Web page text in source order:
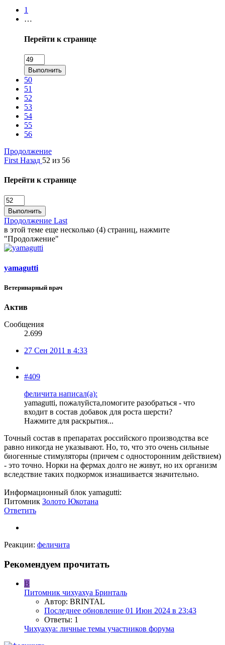
1
…
Перейти к странице
Выполнить
50
51
52
53
54
55
56
Продолжение
First Назад 52 из 56
Перейти к странице
Выполнить
Продолжение Last
в этой теме еще несколько (4) страниц, нажмите
"Продолжение"
yamagutti
Ветеринарный врач
Актив
Сообщения
2.699
27 Сен 2011 в 4:33
#409
феличита написал(а):
yamagutti, пожалуйста,помогите разобраться - что
входит в состав добавок для роста шерсти?
Нажмите для раскрытия...
Точный состав в препаратах российского производства все
равно никогда не указывают. Но, то, что это очень сильные
биогенные стимуляторы (причем с односторонним действием)
- это точно. Норки на фермах долго не живут, но их организм
вследствие таких подкормок изнашивается значительно.
Информационный блок yamagutti:
Питомник Золото Юкотана
Ответить
Реакции: феличита
Рекомендуем прочитать
B
Питомник чихуахуа Бринталь
Автор: BRINTAL
Последнее обновление 01 Июн 2024 в 23:43
Ответы: 1
Чихуахуа: личные темы участников форума